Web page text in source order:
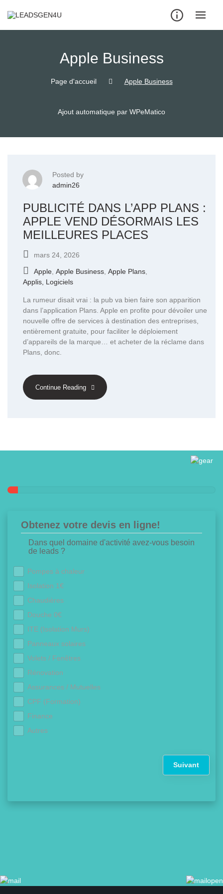
Apple Business
Page d'accueil Apple Business
Ajout automatique par WPeMatico
Posted by
admin26
PUBLICITÉ DANS L’APP PLANS :
APPLE VEND DÉSORMAIS LES
MEILLEURES PLACES
mars 24, 2026
Apple Apple Business Apple Plans
Applis, Logiciels
La rumeur disait vrai : la pub va bien faire son apparition
dans l’application Plans. Apple en profite pour dévoiler une
nouvelle offre de services à destination des entreprises,
entièrement gratuite, pour faciliter le déploiement
d’appareils de la marque… et acheter de la réclame dans
Plans, donc.
Continue Reading
Obtenez votre devis en ligne!
Dans quel domaine d'activité avez-vous besoin
de leads ?
Pompes à chaleur
Isolation 1€
Chaudières
Douche 0€
ITE (Isolation Murs)
Panneaux solaires
Volets / Fenêtres
Rénovation
Assurances / Mutuelles
CPF (Formation)
Finance
Autres
Suivant